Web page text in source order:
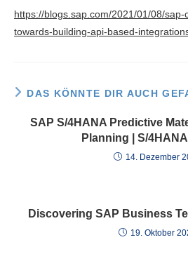
https://blogs.sap.com/2021/01/08/
towards-building-api-based-
DAS KÖNNTE DIR AUCH
SAP S/4HANA Predictive
Planning | S/
14. Dezember
Discovering SAP Business
19. Oktober